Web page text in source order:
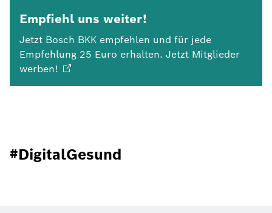
Empfiehl uns weiter!
Jetzt Bosch BKK empfehlen und für jede
Empfehlung 25 Euro erhalten. Jetzt Mitglieder
werben!
#DigitalGesund